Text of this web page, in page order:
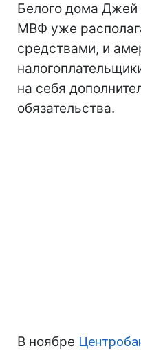
Белого дома Джей
МВФ уже
средствами, и
на себя
обязательства.
В ноябре